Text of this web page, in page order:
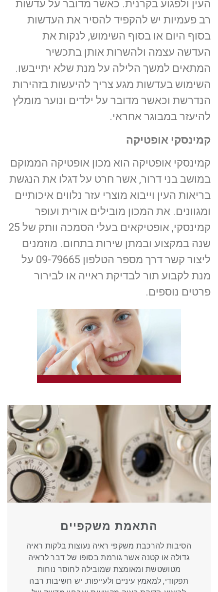
העין ולפגוע בקרנית. כאשר מדובר על עדשות
רב פעמיות יש להקפיד להסיר את העדשות
בסוף היום או בסוף השימוש, לנקות את
העדשה עצמה ולהשרות אותן בתכשיר
המתאים למשך הלילה על מנת שלא יתייבשו.
השימוש בעדשות מגע צריך להיעשות בזהירות
הנדרשת וכאשר מדובר על ילדים ונוער מומלץ
להיעזר במבוגר אחראי.
קמינסקי אופטיקה
קמינסקי אופטיקה הוא מכון אופטיקה הממוקם
במושב בני דרור, אשר חרט על דגלו את הנגשת
בריאות העין וייבוא מוצרי עזר נלווים איכותיים
ומגוונים. את המכון מובילים אורית ועופר
קמינסקי, אופטיקאים בעלי הסמכה וותק של 25
שנה במקצוע ובמתן שירות בתחום. מוזמנים
ליצור קשר דרך מספר הטלפון 09-79665 על
מנת לקבוע תור לבדיקת ראייה או לבירור
פרטים נוספים.
התאמת משקפיים
הסיבות להרכבת משקפי ראיה נעוצות בלקות ראיה
גדולה או קטנה אשר גורמת בסופו של דבר לראיה
מטושטשת ומאומצת שמובילה לחוסר נוחות
תפקודי, למאמץ עיניים ולעייפות. יש חשיבות רבה